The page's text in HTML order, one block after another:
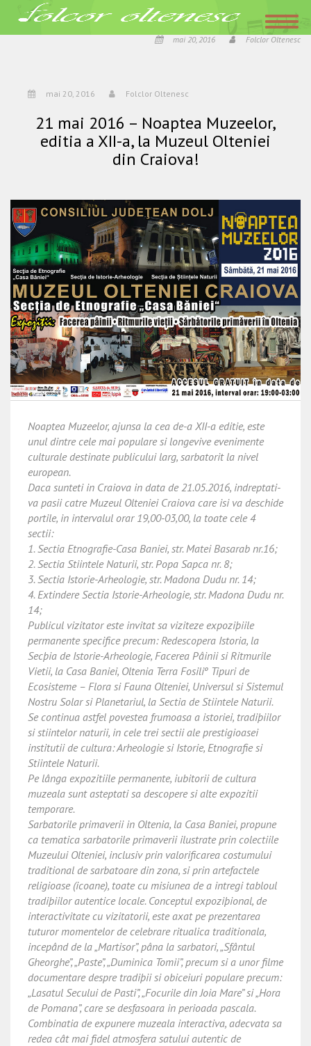
Acasa»21 mai 2016 – Noaptea Muzeelor, editia a XII-a, la Muzeul Olteniei
mai 20, 2016 Folclor Oltenesc
mai 20, 2016 Folclor Oltenesc
21 mai 2016 – Noaptea Muzeelor,
editia a XII-a, la Muzeul Olteniei
din Craiova!
Noaptea Muzeelor, ajunsa la cea de-a XII-a editie, este
unul dintre cele mai populare si longevive evenimente
culturale destinate publicului larg, sarbatorit la nivel
european.
Daca sunteti in Craiova in data de 21.05.2016, indreptati-
va pasii catre Muzeul Olteniei Craiova care isi va deschide
portile, in intervalul orar 19,00-03,00, la toate cele 4
sectii:
1. Sectia Etnografie-Casa Baniei, str. Matei Basarab nr.16;
2. Sectia Stiintele Naturii, str. Popa Sapca nr. 8;
3. Sectia Istorie-Arheologie, str. Madona Dudu nr. 14;
4. Extindere Sectia Istorie-Arheologie, str. Madona Dudu nr.
14;
Publicul vizitator este invitat sa viziteze expoziþiile
permanente specifice precum: Redescopera Istoria, la
Secþia de Istorie-Arheologie, Facerea Pâinii si Ritmurile
Vietii, la Casa Baniei, Oltenia Terra Fosiliº Tipuri de
Ecosisteme – Flora si Fauna Olteniei, Universul si Sistemul
Nostru Solar si Planetariul, la Sectia de Stiintele Naturii.
Se continua astfel povestea frumoasa a istoriei, tradiþiilor
si stiintelor naturii, in cele trei sectii ale prestigioasei
institutii de cultura: Arheologie si Istorie, Etnografie si
Stiintele Naturii.
Pe lânga expozitiile permanente, iubitorii de cultura
muzeala sunt asteptati sa descopere si alte expozitii
temporare.
Sarbatorile primaverii in Oltenia, la Casa Baniei, propune
ca tematica sarbatorile primaverii ilustrate prin colectiile
Muzeului Olteniei, inclusiv prin valorificarea costumului
traditional de sarbatoare din zona, si prin artefactele
religioase (icoane), toate cu misiunea de a intregi tabloul
tradiþiilor autentice locale. Conceptul expoziþional, de
interactivitate cu vizitatorii, este axat pe prezentarea
tuturor momentelor de celebrare ritualica traditionala,
incepând de la „Martisor”, pâna la sarbatori, „Sfântul
Gheorghe”, „Paste”, „Duminica Tomii”, precum si a unor filme
documentare despre tradiþii si obiceiuri populare precum:
„Lasatul Secului de Pasti”, „Focurile din Joia Mare” si „Hora
de Pomana”, care se desfasoara in perioada pascala.
Combinatia de expunere muzeala interactiva, adecvata sa
redea cât mai fidel atmosfera satului autentic de